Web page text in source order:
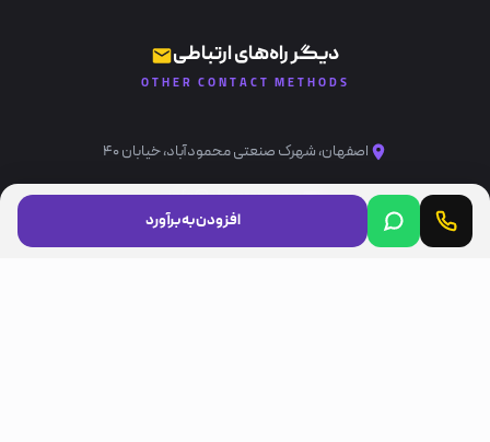
افزودن به برآورد
دیگر راه‌های ارتباطی
OTHER CONTACT METHODS
اصفهان، شهرک صنعتی محمودآباد، خیابان ۴۰
info@ataceram.com